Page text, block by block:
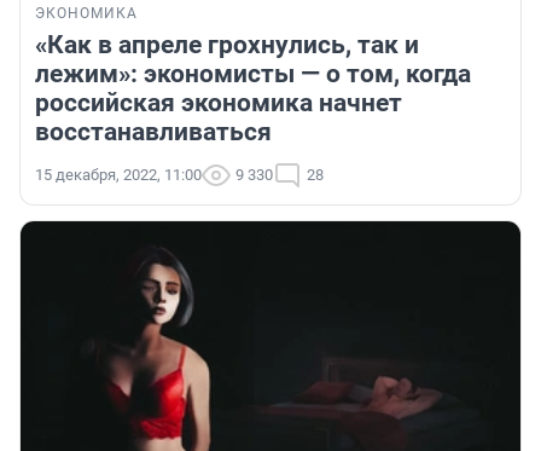
ЭКОНОМИКА
«Как в апреле грохнулись, так и
лежим»: экономисты — о том, когда
российская экономика начнет
восстанавливаться
15 декабря, 2022, 11:00 9 330 28